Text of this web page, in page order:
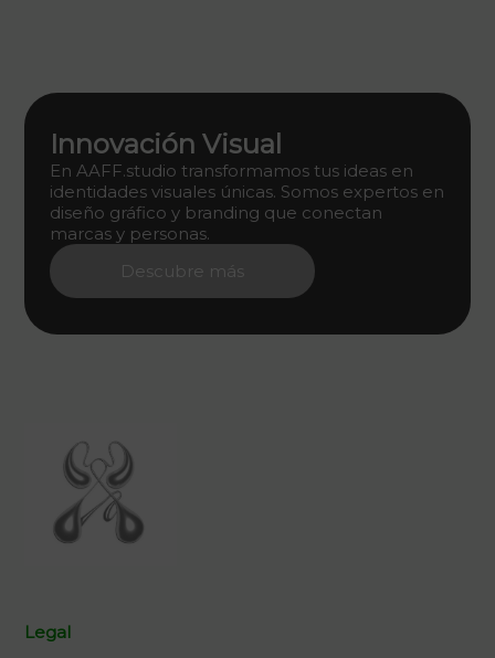
Innovación Visual
En AAFF.studio transformamos tus ideas en
identidades visuales únicas. Somos expertos en
diseño gráfico y branding que conectan
marcas y personas.
Descubre más
Legal